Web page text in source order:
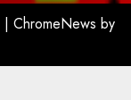
| ChromeNews by